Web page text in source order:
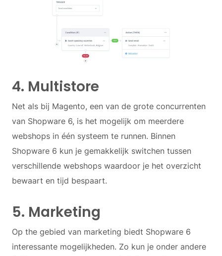
4. Multistore
Net als bij Magento, een van de grote concurrenten
van Shopware 6, is het mogelijk om meerdere
webshops in één systeem te runnen. Binnen
Shopware 6 kun je gemakkelijk switchen tussen
verschillende webshops waardoor je het overzicht
bewaart en tijd bespaart.
5. Marketing
Op the gebied van marketing biedt Shopware 6
interessante mogelijkheden. Zo kun je onder andere